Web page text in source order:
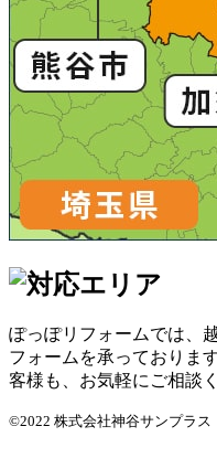
ぽっぽリフォームでは、
フォームを承っておりま
客様も、お気軽にご相談
©2022 株式会社神谷サンプラス